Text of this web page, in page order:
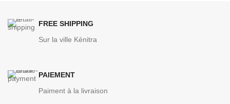
FREE SHIPPING
Sur la ville Kénitra
PAIEMENT
Paiment à la livraison